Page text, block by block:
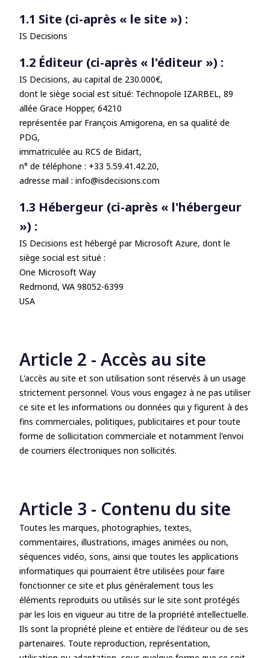
1.1 Site (ci-après « le site ») :
IS Decisions
1.2 Éditeur (ci-après « l'éditeur ») :
IS Decisions, au capital de 230.000€,
dont le siège social est situé: Technopole IZARBEL, 89
allée Grace Hopper, 64210
représentée par François Amigorena, en sa qualité de
PDG,
immatriculée au RCS de Bidart,
n° de téléphone : +33 5.59.41.42.20,
adresse mail : info@isdecisions.com
1.3 Hébergeur (ci-après « l'hébergeur
») :
IS Decisions est hébergé par Microsoft Azure, dont le
siège social est situé :
One Microsoft Way
Redmond, WA 98052-6399
USA
Article 2 - Accès au site
L'accès au site et son utilisation sont réservés à un usage
strictement personnel. Vous vous engagez à ne pas utiliser
ce site et les informations ou données qui y figurent à des
fins commerciales, politiques, publicitaires et pour toute
forme de sollicitation commerciale et notamment l'envoi
de courriers électroniques non sollicités.
Article 3 - Contenu du site
Toutes les marques, photographies, textes,
commentaires, illustrations, images animées ou non,
séquences vidéo, sons, ainsi que toutes les applications
informatiques qui pourraient être utilisées pour faire
fonctionner ce site et plus généralement tous les
éléments reproduits ou utilisés sur le site sont protégés
par les lois en vigueur au titre de la propriété intellectuelle.
Ils sont la propriété pleine et entière de l'éditeur ou de ses
partenaires. Toute reproduction, représentation,